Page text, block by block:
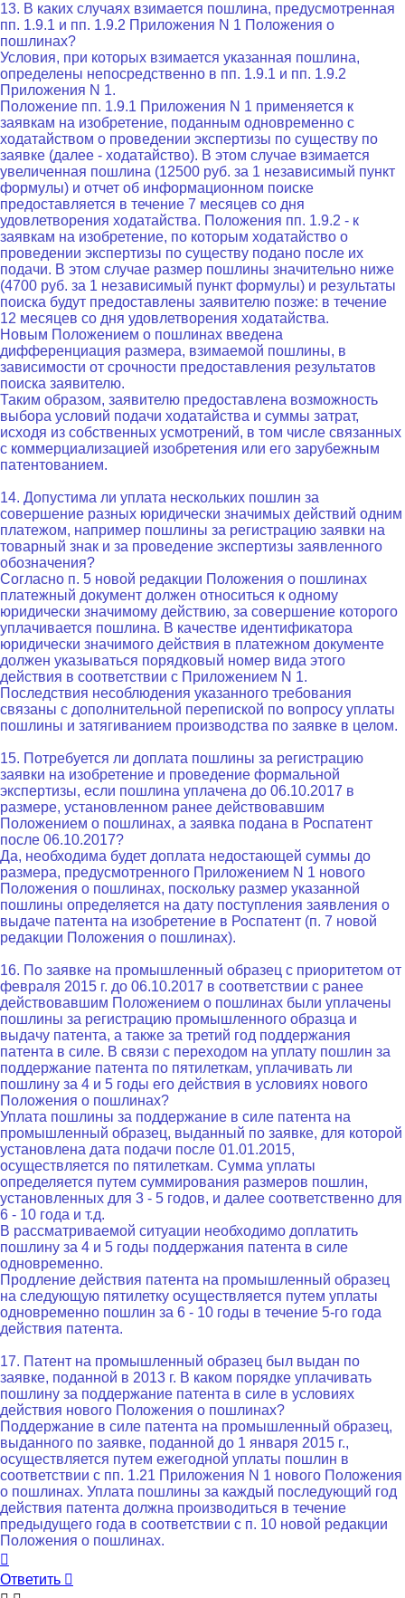
13. В каких случаях взимается пошлина, предусмотренная
пп. 1.9.1 и пп. 1.9.2 Приложения N 1 Положения о
пошлинах?
Условия, при которых взимается указанная пошлина,
определены непосредственно в пп. 1.9.1 и пп. 1.9.2
Приложения N 1.
Положение пп. 1.9.1 Приложения N 1 применяется к
заявкам на изобретение, поданным одновременно с
ходатайством о проведении экспертизы по существу по
заявке (далее - ходатайство). В этом случае взимается
увеличенная пошлина (12500 руб. за 1 независимый пункт
формулы) и отчет об информационном поиске
предоставляется в течение 7 месяцев со дня
удовлетворения ходатайства. Положения пп. 1.9.2 - к
заявкам на изобретение, по которым ходатайство о
проведении экспертизы по существу подано после их
подачи. В этом случае размер пошлины значительно ниже
(4700 руб. за 1 независимый пункт формулы) и результаты
поиска будут предоставлены заявителю позже: в течение
12 месяцев со дня удовлетворения ходатайства.
Новым Положением о пошлинах введена
дифференциация размера, взимаемой пошлины, в
зависимости от срочности предоставления результатов
поиска заявителю.
Таким образом, заявителю предоставлена возможность
выбора условий подачи ходатайства и суммы затрат,
исходя из собственных усмотрений, в том числе связанных
с коммерциализацией изобретения или его зарубежным
патентованием.
14. Допустима ли уплата нескольких пошлин за
совершение разных юридически значимых действий одним
платежом, например пошлины за регистрацию заявки на
товарный знак и за проведение экспертизы заявленного
обозначения?
Согласно п. 5 новой редакции Положения о пошлинах
платежный документ должен относиться к одному
юридически значимому действию, за совершение которого
уплачивается пошлина. В качестве идентификатора
юридически значимого действия в платежном документе
должен указываться порядковый номер вида этого
действия в соответствии с Приложением N 1.
Последствия несоблюдения указанного требования
связаны с дополнительной перепиской по вопросу уплаты
пошлины и затягиванием производства по заявке в целом.
15. Потребуется ли доплата пошлины за регистрацию
заявки на изобретение и проведение формальной
экспертизы, если пошлина уплачена до 06.10.2017 в
размере, установленном ранее действовавшим
Положением о пошлинах, а заявка подана в Роспатент
после 06.10.2017?
Да, необходима будет доплата недостающей суммы до
размера, предусмотренного Приложением N 1 нового
Положения о пошлинах, поскольку размер указанной
пошлины определяется на дату поступления заявления о
выдаче патента на изобретение в Роспатент (п. 7 новой
редакции Положения о пошлинах).
16. По заявке на промышленный образец с приоритетом от
февраля 2015 г. до 06.10.2017 в соответствии с ранее
действовавшим Положением о пошлинах были уплачены
пошлины за регистрацию промышленного образца и
выдачу патента, а также за третий год поддержания
патента в силе. В связи с переходом на уплату пошлин за
поддержание патента по пятилеткам, уплачивать ли
пошлину за 4 и 5 годы его действия в условиях нового
Положения о пошлинах?
Уплата пошлины за поддержание в силе патента на
промышленный образец, выданный по заявке, для которой
установлена дата подачи после 01.01.2015,
осуществляется по пятилеткам. Сумма уплаты
определяется путем суммирования размеров пошлин,
установленных для 3 - 5 годов, и далее соответственно для
6 - 10 года и т.д.
В рассматриваемой ситуации необходимо доплатить
пошлину за 4 и 5 годы поддержания патента в силе
одновременно.
Продление действия патента на промышленный образец
на следующую пятилетку осуществляется путем уплаты
одновременно пошлин за 6 - 10 годы в течение 5-го года
действия патента.
17. Патент на промышленный образец был выдан по
заявке, поданной в 2013 г. В каком порядке уплачивать
пошлину за поддержание патента в силе в условиях
действия нового Положения о пошлинах?
Поддержание в силе патента на промышленный образец,
выданного по заявке, поданной до 1 января 2015 г.,
осуществляется путем ежегодной уплаты пошлин в
соответствии с пп. 1.21 Приложения N 1 нового Положения
о пошлинах. Уплата пошлины за каждый последующий год
действия патента должна производиться в течение
предыдущего года в соответствии с п. 10 новой редакции
Положения о пошлинах.
к
началу
Ответить